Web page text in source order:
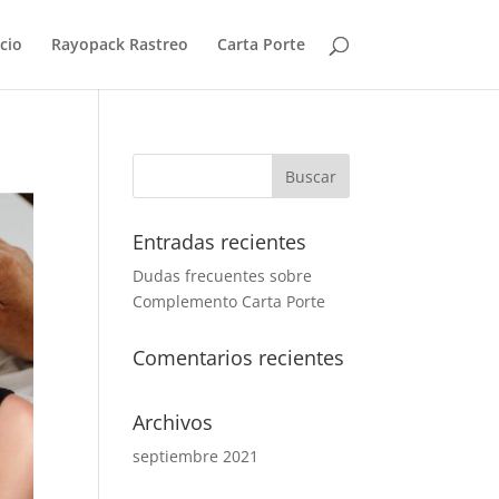
Rayopack Rastreo Carta Porte
Entradas recientes
Dudas frecuentes sobre
Complemento Carta Porte
Comentarios recientes
Archivos
septiembre 2021